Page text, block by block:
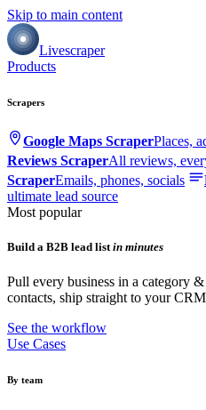
Skip to main content
Livescraper
Products
Scrapers
Google Maps ScraperPlaces,
Reviews ScraperAll reviews,
ScraperEmails, phones, socials
ultimate lead source
Most popular
Build a B2B lead listin minutes
Pull every business in a category
contacts, ship straight to your
See the workflow
Use Cases
By team